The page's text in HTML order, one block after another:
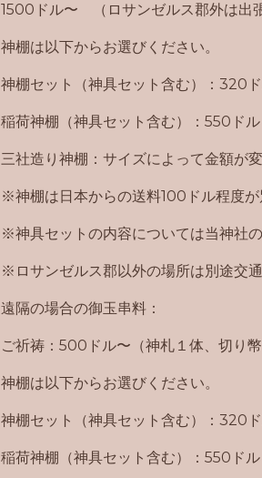
1500ドル〜 （ロサンゼルス郡外は出
神棚は以下からお選びください。
神棚セット（神具セット含む）：320
稲荷神棚（神具セット含む）：550ドル
三社造り神棚：サイズによって金額が
※神棚は日本からの送料100ドル程度が
※神具セットの内容については当神社
※ロサンゼルス郡以外の場所は別途交
遠隔の場合の御玉串料：
ご祈祷：500ドル〜（神札１体、切り
神棚は以下からお選びください。
神棚セット（神具セット含む）：320
稲荷神棚（神具セット含む）：550ドル